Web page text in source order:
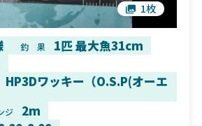
1枚
釣 果 1匹 最大魚31cm
HP3Dワッキー（O.S.P(オーエ
ジ 2m